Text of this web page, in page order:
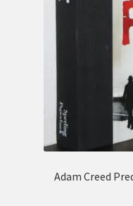
Adam Creed